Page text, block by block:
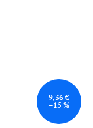
9,36 €
–15 %